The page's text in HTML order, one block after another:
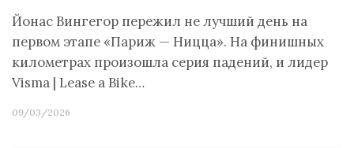
Йонас Вингегор пережил не лучший день на
первом этапе «Париж — Ницца». На финишных
километрах произошла серия падений, и лидер
Visma | Lease a Bike…
09/03/2026